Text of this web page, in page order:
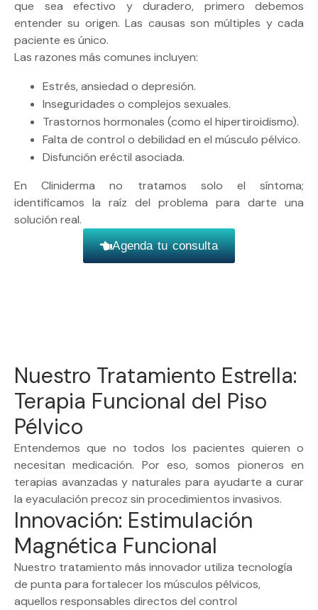
que sea efectivo y duradero, primero debemos
entender su origen. Las causas son múltiples y cada
paciente es único.
Las razones más comunes incluyen:
Estrés, ansiedad o depresión.
Inseguridades o complejos sexuales.
Trastornos hormonales (como el hipertiroidismo).
Falta de control o debilidad en el músculo pélvico.
Disfunción eréctil asociada.
En Cliniderma no tratamos solo el síntoma;
identificamos la raíz del problema para darte una
solución real.
Agenda tu consulta
Nuestro Tratamiento Estrella:
Terapia Funcional del Piso
Pélvico
Entendemos que no todos los pacientes quieren o
necesitan medicación. Por eso, somos pioneros en
terapias avanzadas y naturales para ayudarte a curar
la eyaculación precoz sin procedimientos invasivos.
Innovación: Estimulación
Magnética Funcional
Nuestro tratamiento más innovador utiliza tecnología
de punta para fortalecer los músculos pélvicos,
aquellos responsables directos del control